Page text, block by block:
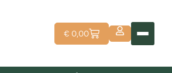
€ 0,00